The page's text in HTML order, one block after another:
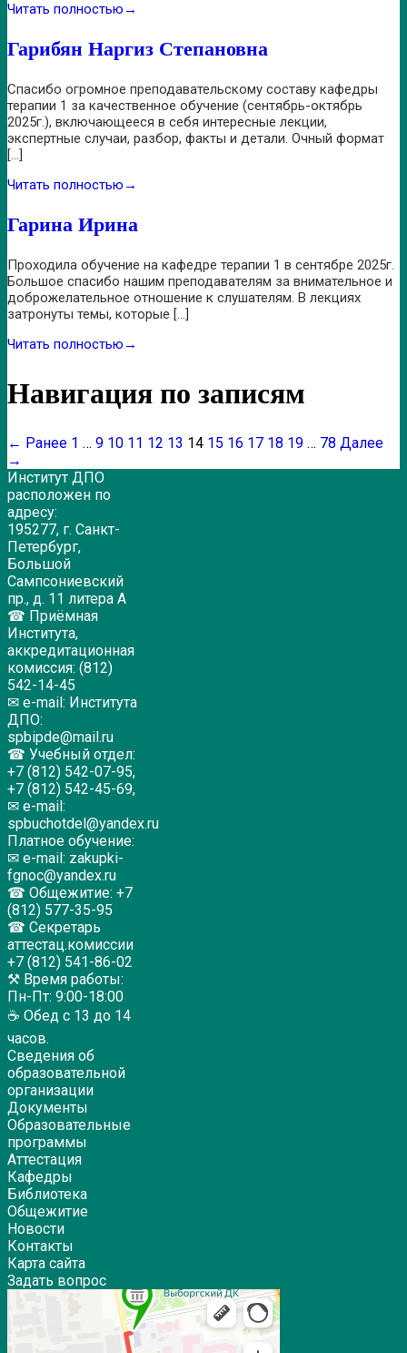
Читать полностью →
Гарибян Наргиз Степановна
Спасибо огромное преподавательскому составу кафедры
терапии 1 за качественное обучение (сентябрь-октябрь
2025г.), включающееся в себя интересные лекции,
экспертные случаи, разбор, факты и детали. Очный формат
[…]
Читать полностью →
Гарина Ирина
Проходила обучение на кафедре терапии 1 в сентябре 2025г.
Большое спасибо нашим преподавателям за внимательное и
доброжелательное отношение к слушателям. В лекциях
затронуты темы, которые […]
Читать полностью →
Навигация по записям
← Ранее 1 … 9 10 11 12 13 14 15 16 17 18 19 … 78 Далее
→
Институт ДПО
расположен по
адресу:
195277, г. Санкт-
Петербург,
Большой
Сампсониевский
пр., д. 11 литера А
☎ Приёмная
Института,
аккредитационная
комиссия: (812)
542-14-45
✉ e-mail: Института
ДПО:
spbipde@mail.ru
☎ Учебный отдел:
+7 (812) 542-07-95,
+7 (812) 542-45-69,
✉ e-mail:
spbuchotdel@yandex.ru
Платное обучение:
✉ e-mail: zakupki-
fgnoc@yandex.ru
☎ Общежитие: +7
(812) 577-35-95
☎ Секретарь
аттестац.комиссии
+7 (812) 541-86-02
⚒ Время работы:
Пн-Пт: 9:00-18:00
☕ Обед с 13 до 14
часов.
Сведения об
образовательной
организации
Документы
Образовательные
программы
Аттестация
Кафедры
Библиотека
Общежитие
Новости
Контакты
Карта сайта
Задать вопрос